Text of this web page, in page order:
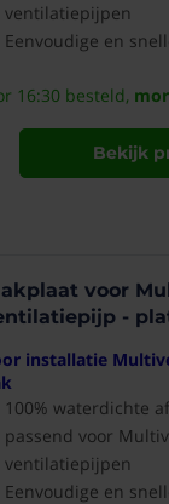
ventilatiepijpen
Eenvoudige en
16:30 besteld,
Bekijk
voor
-
installatie
100% waterdichte
passend voor
ventilatiepijpen
Eenvoudige en